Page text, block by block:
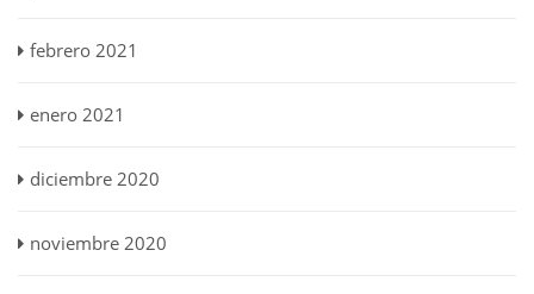
febrero 2021
enero 2021
diciembre 2020
noviembre 2020